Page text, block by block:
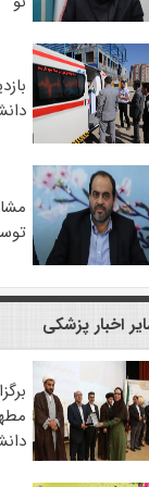
اخبار پزشکی